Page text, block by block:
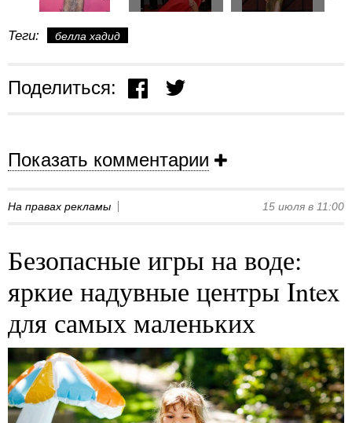
Теги: белла хадид
Поделиться:
Показать комментарии
На правах рекламы 15 июля в 11:00
Безопасные игры на воде:
яркие надувные центры Intex
для самых маленьких